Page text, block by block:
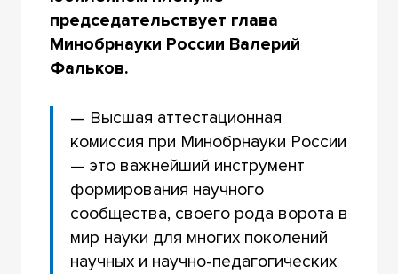
председательствует глава
Минобрнауки России Валерий
Фальков.
— Высшая аттестационная
комиссия при Минобрнауки России
— это важнейший инструмент
формирования научного
сообщества, своего рода ворота в
мир науки для многих поколений
научных и научно-педагогических